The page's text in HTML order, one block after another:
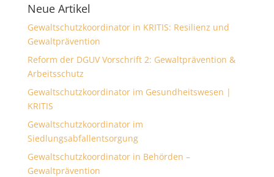
Neue Artikel
Gewaltschutzkoordinator in KRITIS: Resilienz und
Gewaltprävention
Reform der DGUV Vorschrift 2: Gewaltprävention &
Arbeitsschutz
Gewaltschutzkoordinator im Gesundheitswesen |
KRITIS
Gewaltschutzkoordinator im
Siedlungsabfallentsorgung
Gewaltschutzkoordinator in Behörden –
Gewaltprävention